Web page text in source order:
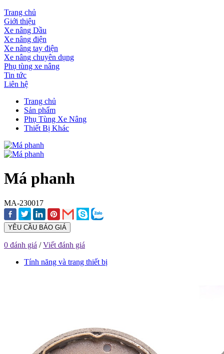
Trang chủ
Giới thiệu
Xe nâng Dầu
Xe nâng điện
Xe nâng tay điện
Xe nâng chuyên dụng
Phụ tùng xe nâng
Tin tức
Liên hệ
Trang chủ
Sản phẩm
Phụ Tùng Xe Nâng
Thiết Bị Khác
Má phanh
MA-230017
YÊU CẦU BÁO GIÁ
0 đánh giá /Viết đánh giá
Tính năng và trang thiết bị